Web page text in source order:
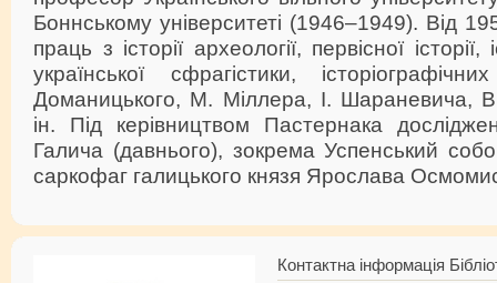
Боннському університеті (1946–1949). Від
праць з історії археології, первісної
української сфрагістики,
Доманицького, М. Міллера, І. Шараневича,
ін. Під керівництвом Пастернака
Галича (давнього), зокрема Успенський
саркофаг галицького князя Ярослава
Контактна інформація